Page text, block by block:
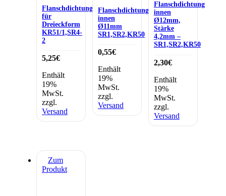
Flanschdichtung
für
Dreieckform
KR51/1,SR4-
2
5,25€
Enthält
19%
MwSt.
zzgl.
Versand
Flanschdichtung
innen
Ø11mm
SR1,SR2,KR50
0,55€
Enthält
19%
MwSt.
zzgl.
Versand
Flanschdichtung
innen
Ø12mm,
Stärke
4,2mm –
SR1,SR2,KR50
2,30€
Enthält
19%
MwSt.
zzgl.
Versand
Zum
Produkt